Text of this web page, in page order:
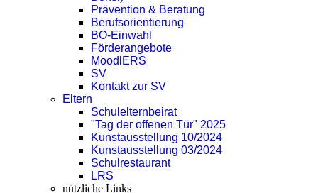
Prävention & Beratung
Berufsorientierung
BO-Einwahl
Förderangebote
MoodlERS
SV
Kontakt zur SV
Eltern
Schulelternbeirat
"Tag der offenen Tür" 2025
Kunstausstellung 10/2024
Kunstausstellung 03/2024
Schulrestaurant
LRS
nützliche Links